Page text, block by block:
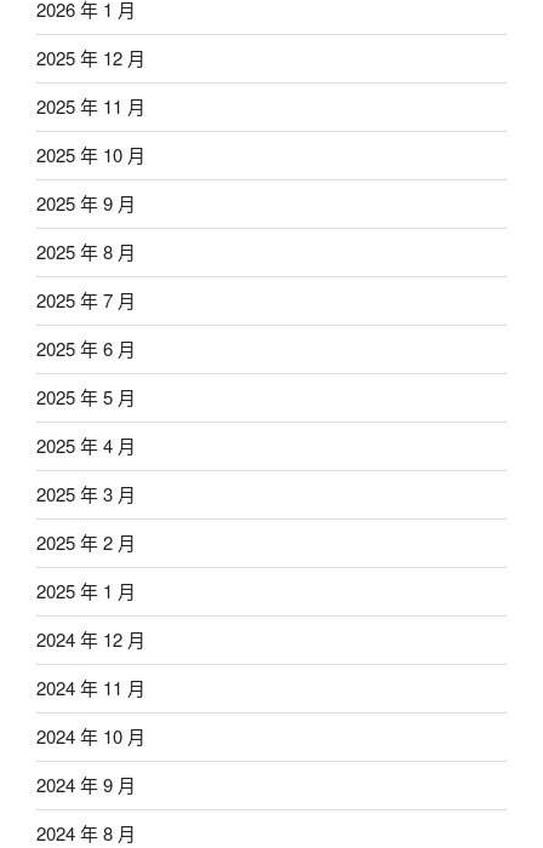
2026 年 1 月
2025 年 12 月
2025 年 11 月
2025 年 10 月
2025 年 9 月
2025 年 8 月
2025 年 7 月
2025 年 6 月
2025 年 5 月
2025 年 4 月
2025 年 3 月
2025 年 2 月
2025 年 1 月
2024 年 12 月
2024 年 11 月
2024 年 10 月
2024 年 9 月
2024 年 8 月